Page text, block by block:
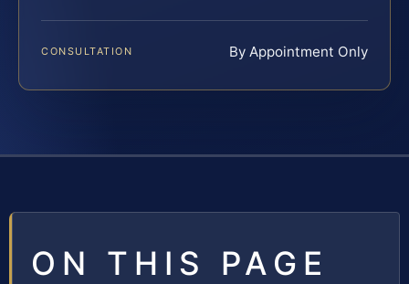
CONSULTATION By Appointment Only
ON THIS PAGE